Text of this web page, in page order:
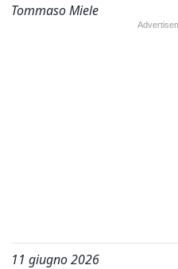
Tommaso Miele
11 giugno 2026